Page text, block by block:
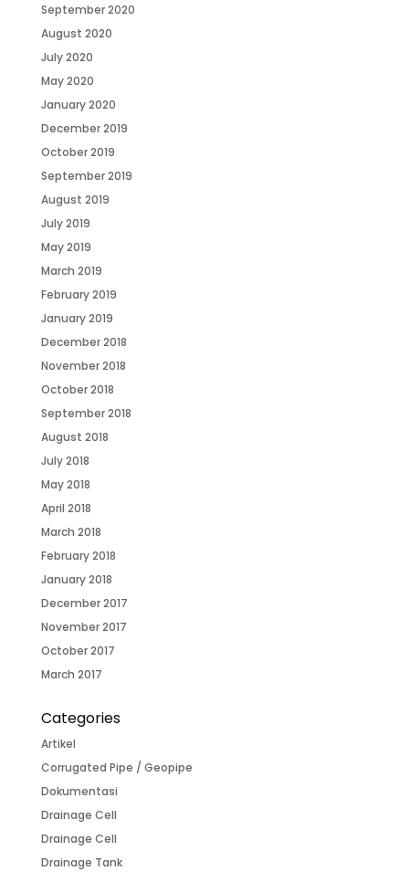
September 2020
August 2020
July 2020
May 2020
January 2020
December 2019
October 2019
September 2019
August 2019
July 2019
May 2019
March 2019
February 2019
January 2019
December 2018
November 2018
October 2018
September 2018
August 2018
July 2018
May 2018
April 2018
March 2018
February 2018
January 2018
December 2017
November 2017
October 2017
March 2017
Categories
Artikel
Corrugated Pipe / Geopipe
Dokumentasi
Drainage Cell
Drainage Cell
Drainage Tank